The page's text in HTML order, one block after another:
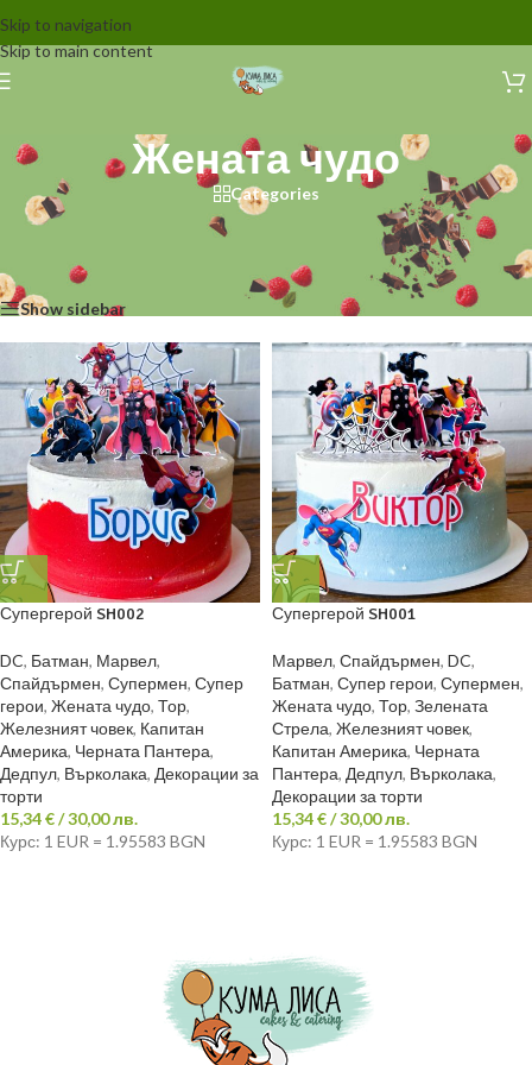
Skip to navigation
Skip to main content
Жената чудо
Categories
Начало/Декорации за торти/Герои от екрана Супер герои/DC /
Showing all 2 results
Show sidebar
Супергерой SH002
DC, Батман, Марвел,
Спайдърмен, Супермен, Супер
герои, Жената чудо, Тор,
Железният човек, Капитан
Америка, Черната Пантера,
Дедпул, Върколака, Декорации за
торти
15,34€/ 30,00 лв.
Курс: 1 EUR = 1.95583 BGN
Супергерой SH001
Марвел, Спайдърмен, DC,
Батман, Супер герои, Супермен,
Жената чудо, Тор, Зелената
Стрела, Железният човек,
Капитан Америка, Черната
Пантера, Дедпул, Върколака,
Декорации за торти
15,34€/ 30,00 лв.
Курс: 1 EUR = 1.95583 BGN